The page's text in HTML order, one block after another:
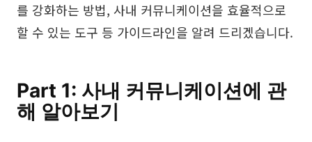
스크럼 도구
리서치 및 분석
를 강화하는 방법, 사내 커뮤니케이션을 효율적으로
할 수 있는 도구 등 가이드라인을 알려 드리겠습니다.
Part 1: 사내 커뮤니케이션에 관
해 알아보기